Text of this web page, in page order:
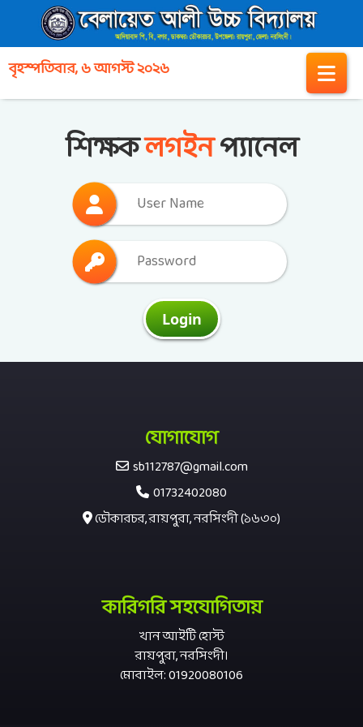
বৃহস্পতিবার, ৬ আগস্ট ২০২৬
শিক্ষকলগইনপ্যানেল
Login
যোগাযোগ
sb112787@gmail.com
01732402080
ডৌকারচর, রায়পুরা, নরসিংদী (১৬৩০)
কারিগরি সহযোগিতায়
খান আইটি হোস্ট
রায়পুরা, নরসিংদী।
মোবাইল: 01920080106